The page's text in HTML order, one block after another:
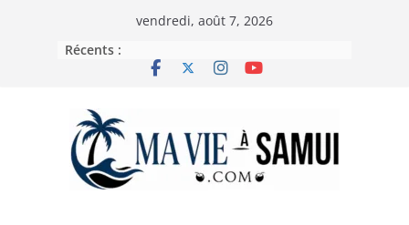
vendredi, août 7, 2026
Récents :